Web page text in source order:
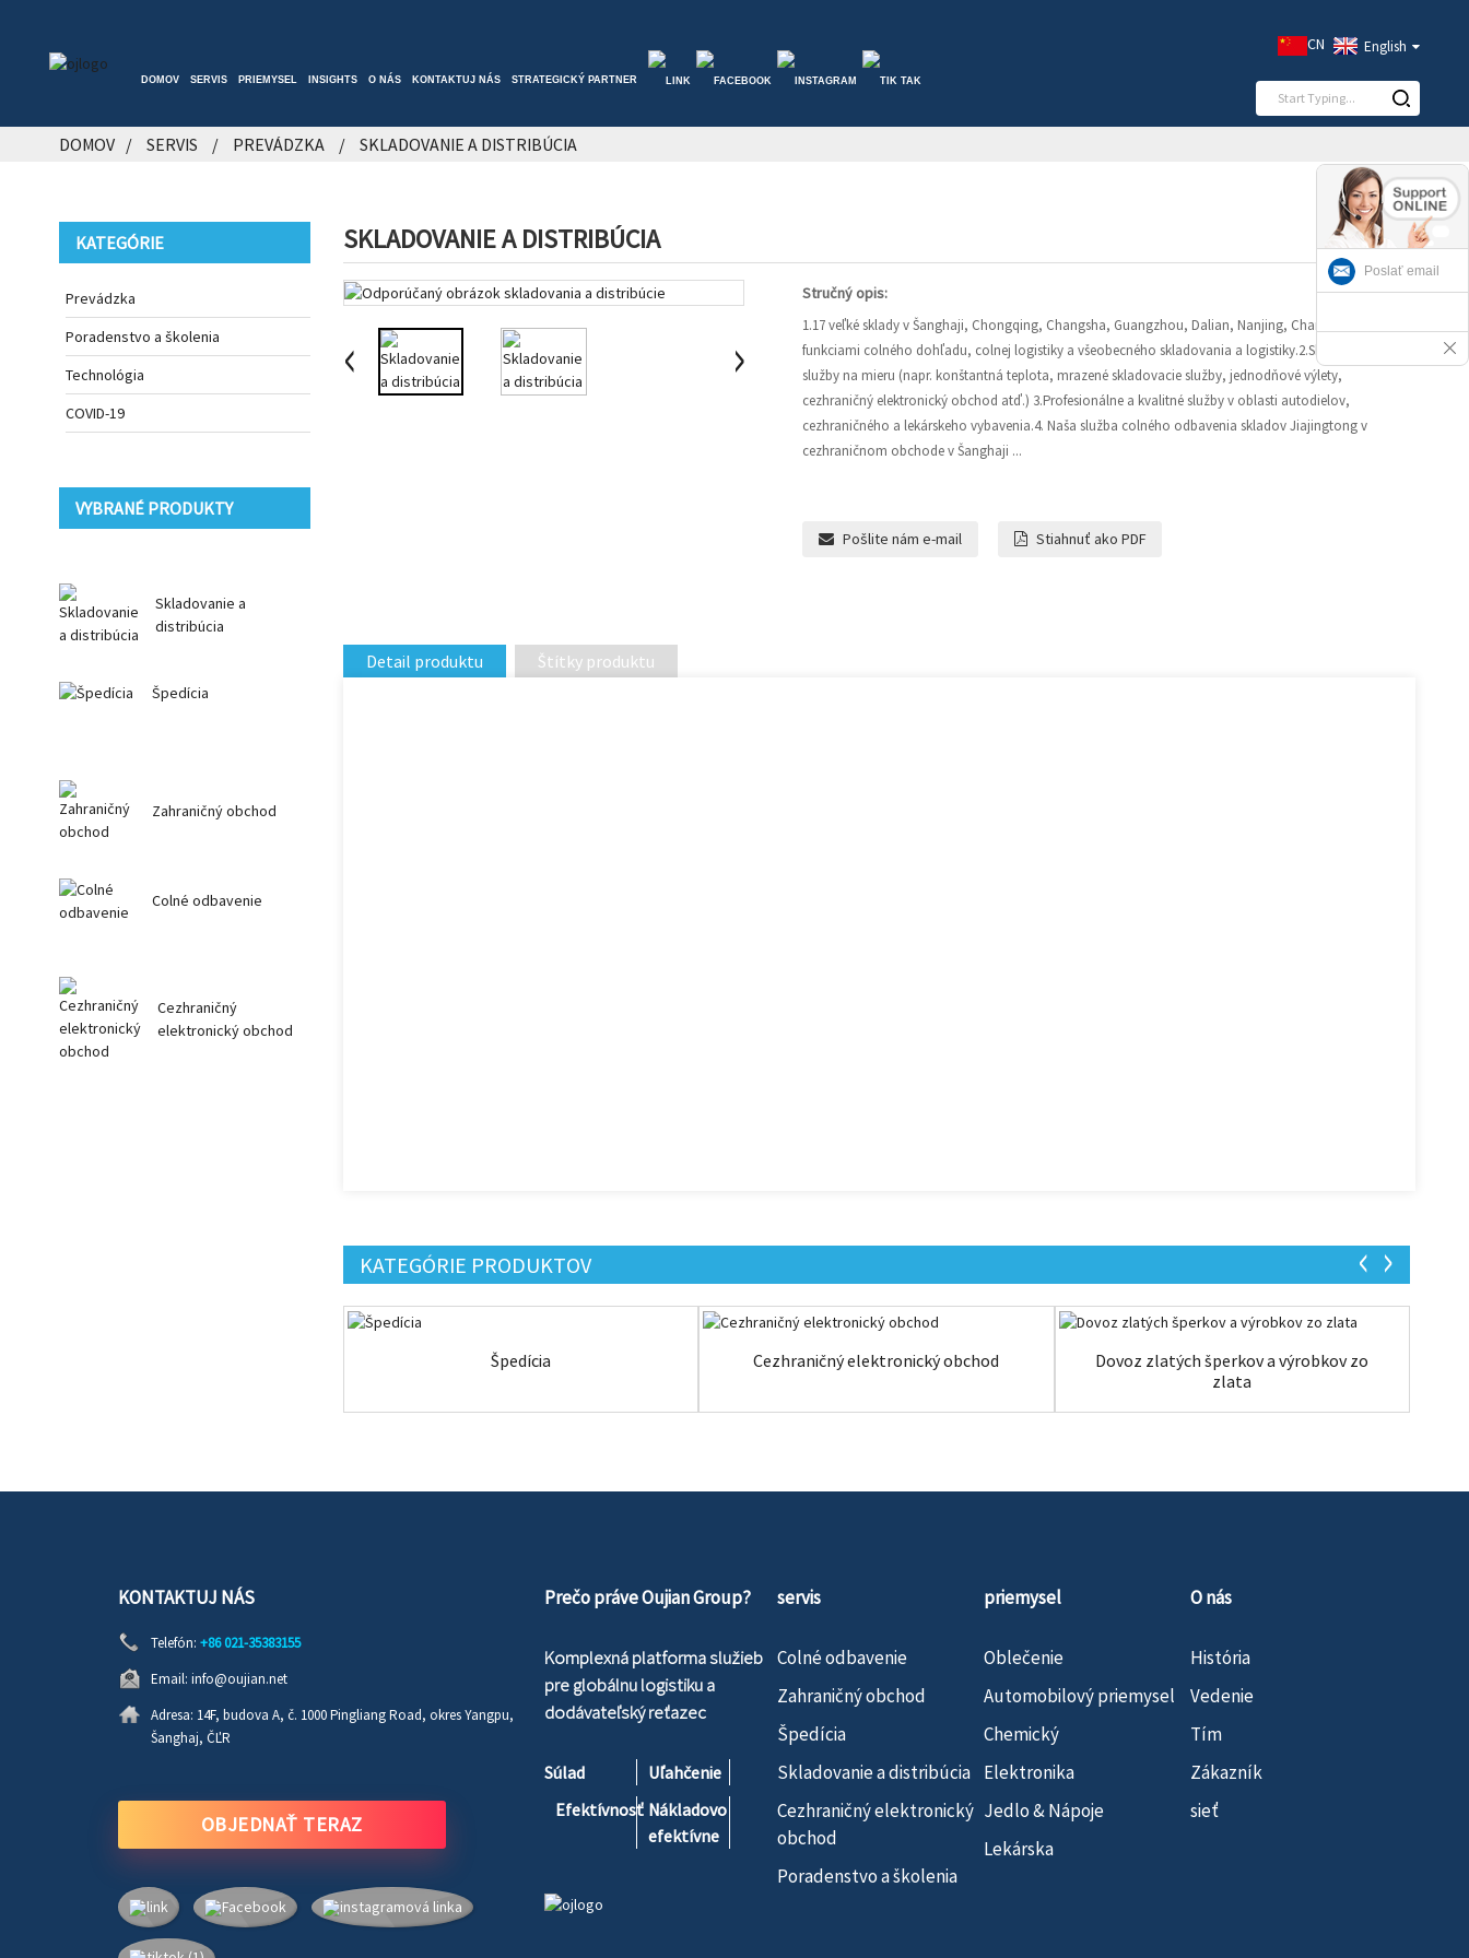
DOMOV SERVIS PRIEMYSEL INSIGHTS O NÁS KONTAKTUJ NÁS STRATEGICKÝ PARTNER
CN English
DOMOV SERVIS PREVÁDZKA SKLADOVANIE A DISTRIBÚCIA
KATEGÓRIE
Prevádzka
Poradenstvo a školenia
Technológia
COVID-19
VYBRANÉ PRODUKTY
Skladovanie a
distribúcia
Špedícia
Zahraničný obchod
Colné odbavenie
Cezhraničný
elektronický obchod
SKLADOVANIE A DISTRIBÚCIA
Stručný opis:
1.17 veľké sklady v Šanghaji, Chongqing, Changsha, Guangzhou, Dalian, Nanjing, Changzhou s
funkciami colného dohľadu, colnej logistiky a všeobecného skladovania a logistiky.2.Skladovacie
služby na mieru (napr. konštantná teplota, mrazené skladovacie služby, jednodňové výlety,
cezhraničný elektronický obchod atď.) 3.Profesionálne a kvalitné služby v oblasti autodielov,
cezhraničného a lekárskeho vybavenia.4. Naša služba colného odbavenia skladov Jiajingtong v
cezhraničnom obchode v Šanghaji ...
Pošlite nám e-mail Stiahnuť ako PDF
Detail produktu Štítky produktu
KATEGÓRIE PRODUKTOV
Špedícia Cezhraničný elektronický obchod
Dovoz zlatých šperkov a výrobkov zo
zlata
KONTAKTUJ NÁS
Telefón: +86 021-35383155
Email: info@oujian.net
Adresa: 14F, budova A, č. 1000 Pingliang Road, okres Yangpu,
Šanghaj, ČĽR
OBJEDNAŤ TERAZ
Prečo práve Oujian Group?
Komplexná platforma služieb
pre globálnu logistiku a
dodávateľský reťazec
Súlad
Uľahčenie
Efektívnosť Nákladovo
efektívne
servis
Colné odbavenie
Zahraničný obchod
Špedícia
Skladovanie a distribúcia
Cezhraničný elektronický
obchod
Poradenstvo a školenia
priemysel
Oblečenie
Automobilový priemysel
Chemický
Elektronika
Jedlo & Nápoje
Lekárska
O nás
História
Vedenie
Tím
Zákazník
sieť
Poslať email